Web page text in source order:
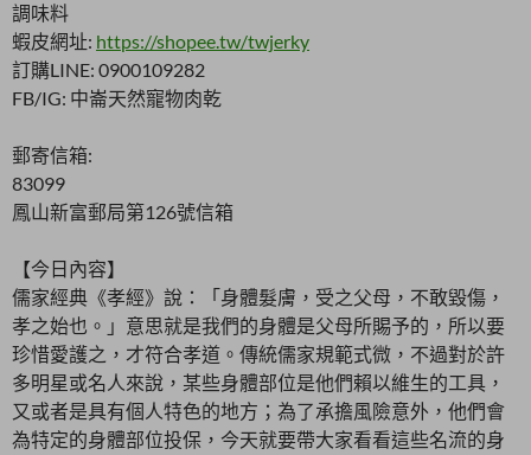
調味料
蝦皮網址: https://shopee.tw/twjerky
訂購LINE: 0900109282
FB/IG: 中崙天然寵物肉乾
郵寄信箱:
83099
鳳山新富郵局第126號信箱
【今日內容】
儒家經典《孝經》說：「身體髮膚，受之父母，不敢毀傷，
孝之始也。」意思就是我們的身體是父母所賜予的，所以要
珍惜愛護之，才符合孝道。傳統儒家規範式微，不過對於許
多明星或名人來說，某些身體部位是他們賴以維生的工具，
又或者是具有個人特色的地方；為了承擔風險意外，他們會
為特定的身體部位投保，今天就要帶大家看看這些名流的身